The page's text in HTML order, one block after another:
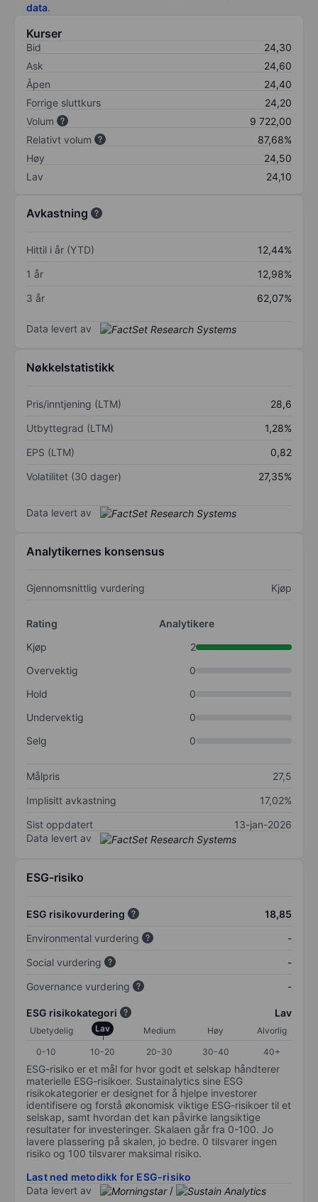
data.
Kurser
Bid
24,30
Ask
24,60
Åpen
24,40
Forrige sluttkurs
24,20
Volum
9 722,00
Relativt volum
87,68%
Høy
24,50
Lav
24,10
Avkastning
Hittil i år (YTD)
12,44%
1 år
12,98%
3 år
62,07%
Data levert av
Nøkkelstatistikk
Pris/inntjening (LTM)
28,6
Utbyttegrad (LTM)
1,28%
EPS (LTM)
0,82
Volatilitet (30 dager)
27,35%
Data levert av
Analytikernes konsensus
Gjennomsnittlig vurdering Kjøp
Rating
Analytikere
Kjøp
2
Overvektig
0
Hold
0
Undervektig
0
Selg
0
Målpris
27,5
Implisitt avkastning
17,02%
Sist oppdatert
13-jan-2026
Data levert av
ESG-risiko
ESG risikovurdering
18,85
Environmental vurdering
-
Social vurdering
-
Governance vurdering
-
ESG risikokategori Lav
Ubetydelig Lav Medium Høy
Alvorlig
0-10
10-20 20-30 30-40 40+
ESG-risiko er et mål for hvor godt et selskap håndterer
materielle ESG-risikoer. Sustainalytics sine ESG
risikokategorier er designet for å hjelpe investorer
identifisere og forstå økonomisk viktige ESG-risikoer til et
selskap, samt hvordan det kan påvirke langsiktige
resultater for investeringer. Skalaen går fra 0-100. Jo
lavere plassering på skalen, jo bedre. 0 tilsvarer ingen
risiko og 100 tilsvarer maksimal risiko.
Last ned metodikk for ESG-risiko
Data levert av
/